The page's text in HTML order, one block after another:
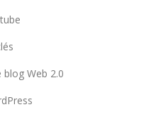
blog Web 2.0